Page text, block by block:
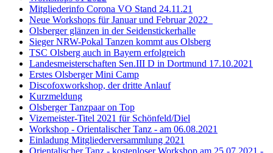
Mitgliederinfo Corona VO Stand 24.11.21
Neue Workshops für Januar und Februar 2022
Olsberger glänzen in der Seidenstickerhalle
Sieger NRW-Pokal Tanzen kommt aus Olsberg
TSC Olsberg auch in Bayern erfolgreich
Landesmeisterschaften Sen.III D in Dortmund 17.10.2021
Erstes Olsberger Mini Camp
Discofoxworkshop, der dritte Anlauf
Kurzmeldung
Olsberger Tanzpaar on Top
Vizemeister-Titel 2021 für Schönfeld/Diel
Workshop - Orientalischer Tanz - am 06.08.2021
Einladung Mitgliederversammlung 2021
Orientalischer Tanz - kostenloser Workshop am 25.07.2021 -